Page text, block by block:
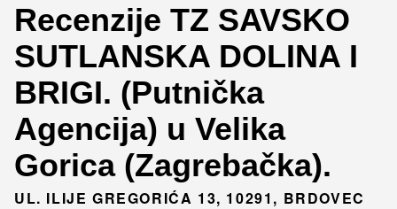
Recenzije TZ SAVSKO
SUTLANSKA DOLINA I
BRIGI. (Putnička
Agencija) u Velika
Gorica (Zagrebačka).
UL. ILIJE GREGORIĆA 13, 10291, BRDOVEC